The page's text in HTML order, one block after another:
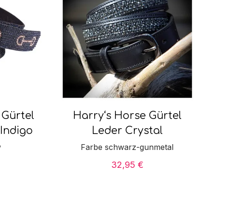
Gürtel
Harry‘s Horse Gürtel
Leder Crystal
Farbe schwarz-gunmetal
32,95 €